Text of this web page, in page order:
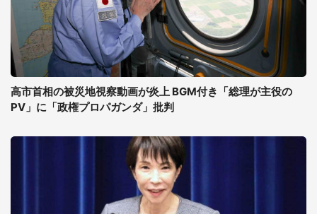
高市首相の被災地視察動画が炎上 BGM付き「総理が主役の
PV」に「政権プロパガンダ」批判